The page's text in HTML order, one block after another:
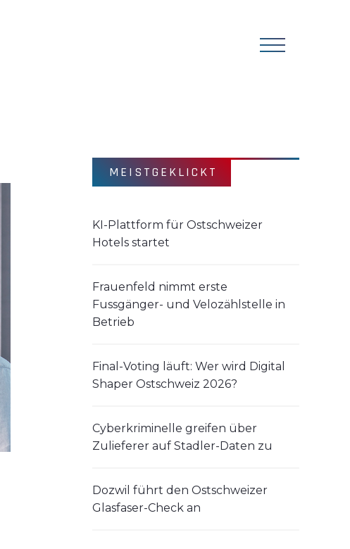
MEISTGEKLICKT
KI-Plattform für Ostschweizer
Hotels startet
Frauenfeld nimmt erste
Fussgänger- und Velozählstelle in
Betrieb
Final-Voting läuft: Wer wird Digital
Shaper Ostschweiz 2026?
Cyberkriminelle greifen über
Zulieferer auf Stadler-Daten zu
Dozwil führt den Ostschweizer
Glasfaser-Check an